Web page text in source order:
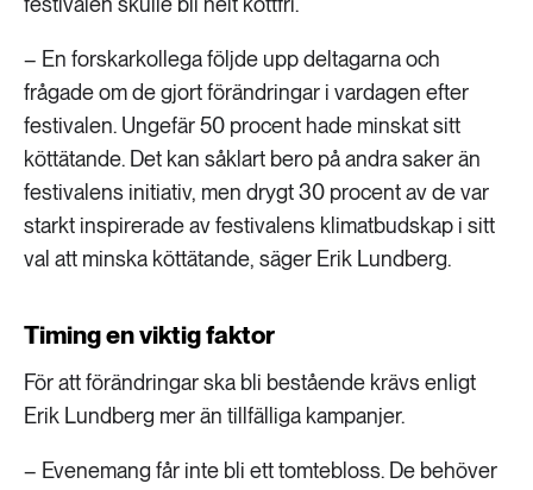
– En forskarkollega följde upp deltagarna och
frågade om de gjort förändringar i vardagen efter
festivalen. Ungefär 50 procent hade minskat sitt
köttätande. Det kan såklart bero på andra saker än
festivalens initiativ, men drygt 30 procent av de var
starkt inspirerade av festivalens klimatbudskap i sitt
val att minska köttätande, säger Erik Lundberg.
Timing en viktig faktor
För att förändringar ska bli bestående krävs enligt
Erik Lundberg mer än tillfälliga kampanjer.
– Evenemang får inte bli ett tomtebloss. De behöver